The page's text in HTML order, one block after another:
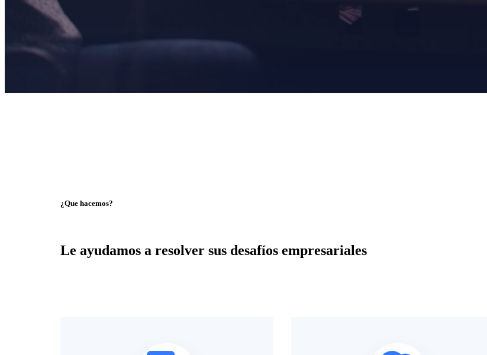
¿Que hacemos?
Le ayudamos a resolver sus desafíos empresariales